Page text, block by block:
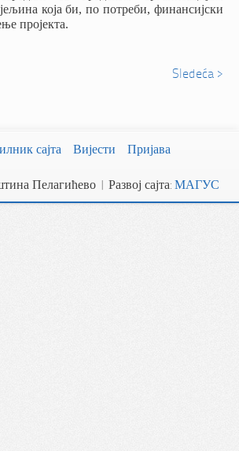
која би, по потреби, финансијски
пројекта.
Sledeća >
сајта Вијести Пријава
Пелагићево | Развој сајта: МАГУС